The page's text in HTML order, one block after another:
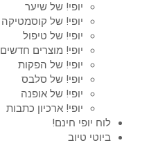
יופי! של שיער
יופי! של קוסמטיקה
יופי! של טיפול
יופי! מוצרים חדשים
יופי! של הפקות
יופי! של סלבס
יופי! של אופנה
יופי! ארכיון כתבות
לוח יופי חינם!
ביוטי טיוב